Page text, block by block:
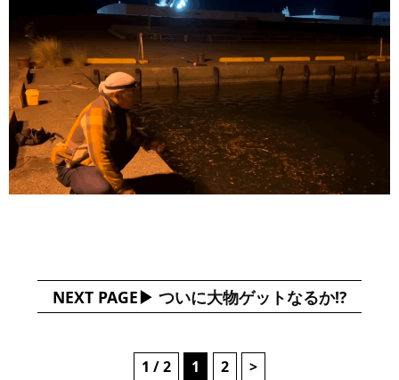
NEXT PAGE ついに大物ゲットなるか!?
1 / 2 1 2 >